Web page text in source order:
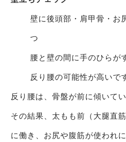
壁に後頭部・肩甲骨・お
つ
腰と壁の間に手のひらが
反り腰の可能性が高いで
反り腰は、骨盤が前に傾いてい
その結果、太もも前（大腿直
に働き、お尻や腹筋が使われ